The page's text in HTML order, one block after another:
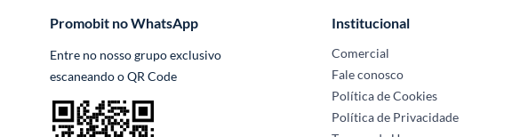
Promobit no WhatsApp
Entre no nosso grupo exclusivo
escaneando o QR Code
Institucional
Comercial
Fale conosco
Política de Cookies
Política de Privacidade